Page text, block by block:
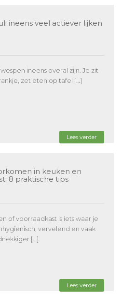
ineens veel actiever lijken
ineens overal zijn. Je zit
zet eten op tafel […]
Lees verder
in keuken en
8 praktische tips
of voorraadkast is iets waar je
vervelend en vaak
[…]
Lees verder